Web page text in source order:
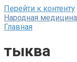
Перейти к контенту
Народная
Главная
тыква